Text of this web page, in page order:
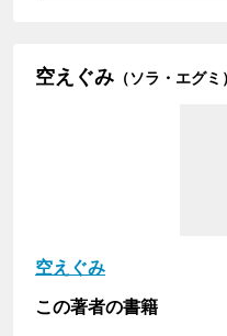
空えぐみ （ソラ・エグミ）
空えぐみ
この著者の書籍